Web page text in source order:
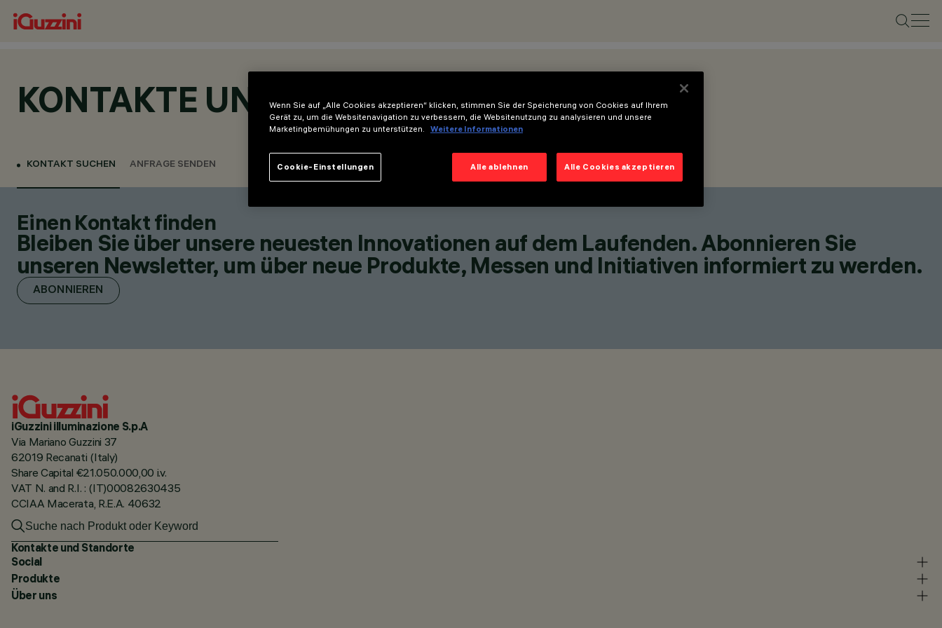
KONTAKTE UND STANDORTE
KONTAKT SUCHEN ANFRAGE SENDEN
Einen Kontakt finden
Bleiben Sie über unsere neuesten Innovationen auf dem Laufenden. Abonnieren Sie
unseren Newsletter, um über neue Produkte, Messen und Initiativen informiert zu werden.
ABONNIEREN
iGuzzini illuminazione S.p.A
Via Mariano Guzzini 37
62019 Recanati (Italy)
Share Capital €21.050.000,00 i.v.
VAT N. and R.I. : (IT)00082630435
CCIAA Macerata, R.E.A. 40632
Kontakte und Standorte
Social
Produkte
Über uns
Wenn Sie auf „Alle Cookies akzeptieren“ klicken, stimmen Sie der Speicherung von Cookies auf Ihrem
Gerät zu, um die Websitenavigation zu verbessern, die Websitenutzung zu analysieren und unsere
Marketingbemühungen zu unterstützen.
Weitere Informationen
Alle ablehnen Alle Cookies akzeptieren
Cookie-Einstellungen